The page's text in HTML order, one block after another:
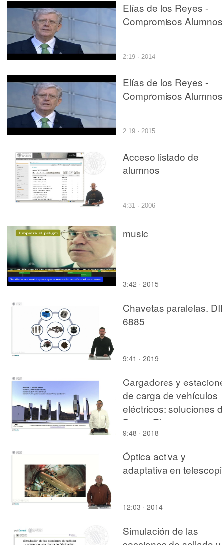
Elías de los Reyes -
Compromisos Alumnos
2:19 · 2014
Elías de los Reyes -
Compromisos Alumnos
2:19 · 2015
Acceso listado de
alumnos
4:31 · 2006
music
3:42 · 2015
Chavetas paralelas.
6885
9:41 · 2019
Cargadores y
de carga de vehículos
eléctricos: soluciones
Power Electronics
9:48 · 2018
Óptica activa y
adaptativa en
12:03 · 2014
Simulación de las